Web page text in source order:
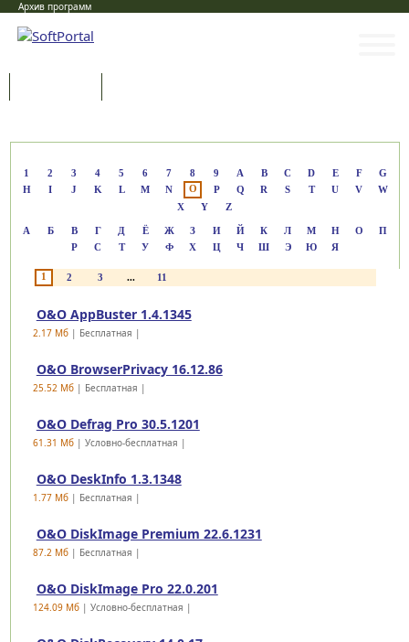
Архив программ
1 2 3 4 5 6 7 8 9 A B C D E F
G
H
I J K L M N O P Q R S T U V
W
X
Y Z
А Б В Г Д Ё Ж З И Й К Л М Н О
П
Р
С Т У Ф Х Ц Ч Ш Э Ю Я
1 2 3 ... 11
O&O AppBuster 1.4.1345
2.17 Mб| Бесплатная |
O&O BrowserPrivacy 16.12.86
25.52 Mб| Бесплатная |
O&O Defrag Pro 30.5.1201
61.31 Mб| Условно-бесплатная |
O&O DeskInfo 1.3.1348
1.77 Mб| Бесплатная |
O&O DiskImage Premium 22.6.1231
87.2 Mб| Бесплатная |
O&O DiskImage Pro 22.0.201
124.09 Mб| Условно-бесплатная |